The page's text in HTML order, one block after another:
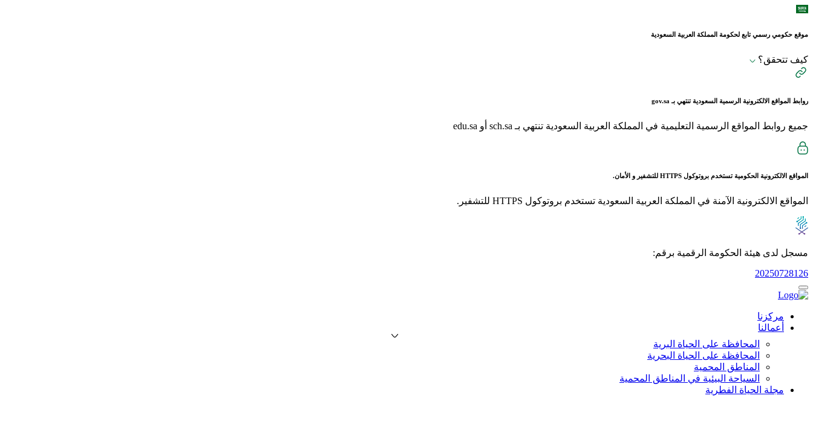
موقع حكومي رسمي تابع لحكومة المملكة العربية السعودية
كيف تتحقق؟
روابط المواقع الالكترونية الرسمية السعودية تنتهي بـ gov.sa
جميع روابط المواقع الرسمية التعليمية في المملكة العربية السعودية تنتهي بـ sch.sa أو edu.sa
المواقع الالكترونية الحكومية تستخدم بروتوكول HTTPS للتشفير و الأمان.
المواقع الالكترونية الآمنة في المملكة العربية السعودية تستخدم بروتوكول HTTPS للتشفير.
مسجل لدى هيئة الحكومة الرقمية برقم:
20250728126
مركزنا
أعمالنا
المحافظة على الحياة البرية
المحافظة على الحياة البحرية
المناطق المحمية
السياحة البيئية في المناطق المحمية
مجلة الحياة الفطرية